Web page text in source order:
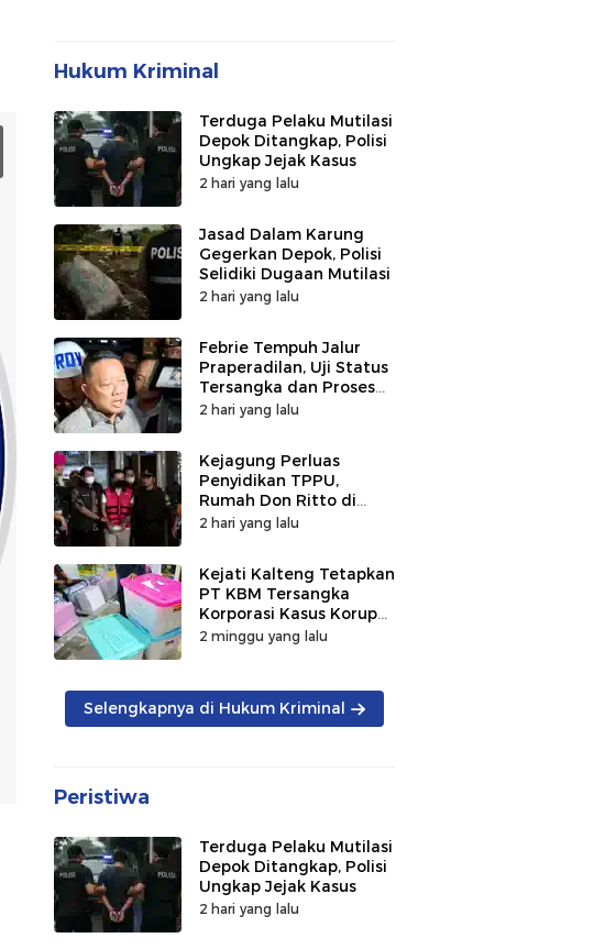
Hukum Kriminal
Terduga Pelaku Mutilasi
Depok Ditangkap, Polisi
Ungkap Jejak Kasus
2 hari yang lalu
Jasad Dalam Karung
Gegerkan Depok, Polisi
Selidiki Dugaan Mutilasi
2 hari yang lalu
Febrie Tempuh Jalur
Praperadilan, Uji Status
Tersangka dan Proses
Penyidikan
2 hari yang lalu
Kejagung Perluas
Penyidikan TPPU,
Rumah Don Ritto di
Bandung Digeledah
2 hari yang lalu
Kejati Kalteng Tetapkan
PT KBM Tersangka
Korporasi Kasus Korupsi
Zirkon Rp242 Miliar
2 minggu yang lalu
Selengkapnya di Hukum Kriminal
Peristiwa
Terduga Pelaku Mutilasi
Depok Ditangkap, Polisi
Ungkap Jejak Kasus
2 hari yang lalu